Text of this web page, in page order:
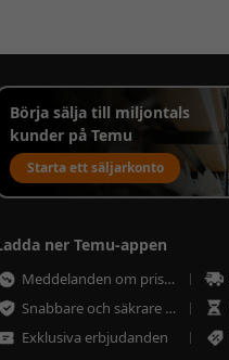
Börja sälja till miljontals
kunder på Temu
Starta ett säljarkonto
ner Temu-appen
Meddelanden om prissänkningar
Snabbare och säkrare betalning
Exklusiva erbjudanden